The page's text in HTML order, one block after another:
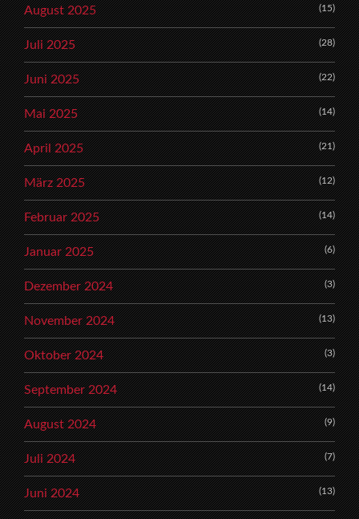
August 2025 (15)
Juli 2025 (28)
Juni 2025 (22)
Mai 2025 (14)
April 2025 (21)
März 2025 (12)
Februar 2025 (14)
Januar 2025 (6)
Dezember 2024 (3)
November 2024 (13)
Oktober 2024 (3)
September 2024 (14)
August 2024 (9)
Juli 2024 (7)
Juni 2024 (13)